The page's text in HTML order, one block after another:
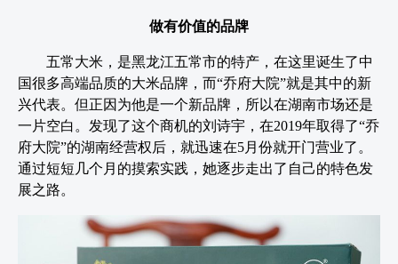
做有价值的品牌
五常大米，是黑龙江五常市的特产，在这里诞生了中
国很多高端品质的大米品牌，而“乔府大院”就是其中的新
兴代表。但正因为他是一个新品牌，所以在湖南市场还是
一片空白。发现了这个商机的刘诗宇，在2019年取得了“乔
府大院”的湖南经营权后，就迅速在5月份就开门营业了。
通过短短几个月的摸索实践，她逐步走出了自己的特色发
展之路。